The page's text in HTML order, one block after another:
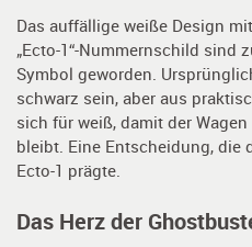
Das auffällige weiße Design
„Ecto-1“-Nummernschild sind
Symbol geworden.
schwarz sein, aber aus
sich für weiß, damit der
bleibt. Eine Entscheidung, die
Ecto-1 prägte.
Das Herz der